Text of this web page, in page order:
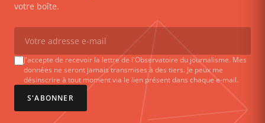
votre boîte.
J'accepte de recevoir la lettre de l'Observatoire du journalisme. Mes
données ne seront jamais transmises à des tiers. Je peux me
désinscrire à tout moment via le lien présent dans chaque e-mail.
S'ABONNER